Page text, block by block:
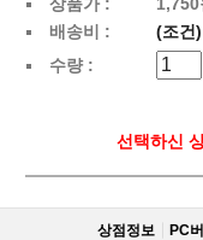
배송비 :
(조건)
수량 :
선택하신
상점정보 PC